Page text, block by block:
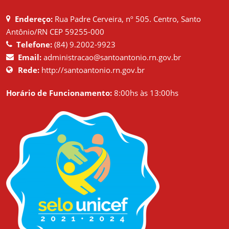
Endereço: Rua Padre Cerveira, nº 505. Centro, Santo
Antônio/RN CEP 59255-000
Telefone: (84) 9.2002-9923
Email: administracao@santoantonio.rn.gov.br
Rede: http://santoantonio.rn.gov.br
Horário de Funcionamento: 8:00hs às 13:00hs